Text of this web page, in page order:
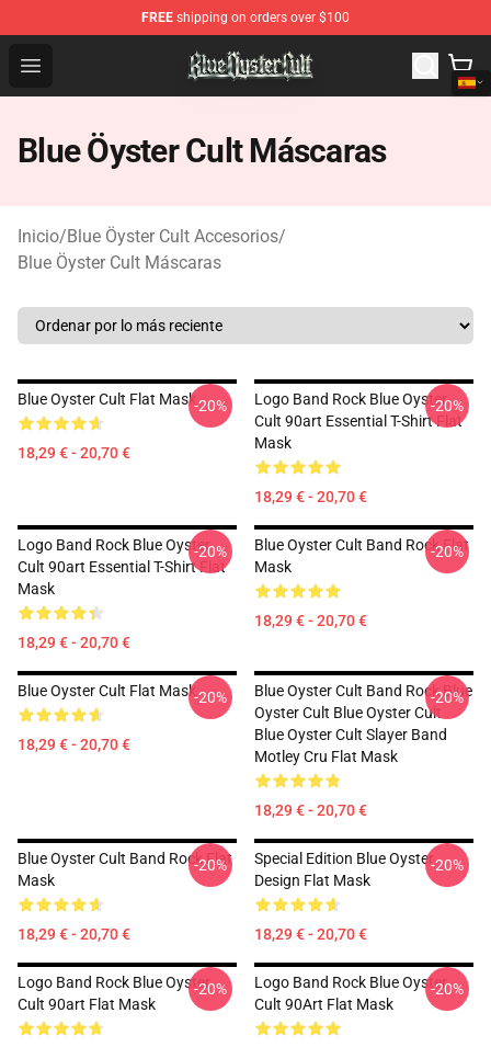
FREE shipping on orders over $100
Open menu
Blue Öyster Cult Store - Official Blue Öyster Cult
Blue Öyster Cult Máscaras
Inicio/Blue Öyster Cult Accesorios/
Blue Öyster Cult Máscaras
Blue Oyster Cult Flat Mask
18,29 € - 20,70 €
-20%
Logo Band Rock Blue Oyster
Cult 90art Essential T-Shirt Flat
Mask
18,29 € - 20,70 €
-20%
Logo Band Rock Blue Oyster
Cult 90art Essential T-Shirt Flat
Mask
18,29 € - 20,70 €
-20%
Blue Oyster Cult Band Rock Flat
Mask
18,29 € - 20,70 €
-20%
Blue Oyster Cult Flat Mask
18,29 € - 20,70 €
-20%
Blue Oyster Cult Band Rock Blue
Oyster Cult Blue Oyster Cult
Blue Oyster Cult Slayer Band
Motley Cru Flat Mask
18,29 € - 20,70 €
-20%
Blue Oyster Cult Band Rock Flat
Mask
18,29 € - 20,70 €
-20%
Special Edition Blue Oyster
Design Flat Mask
18,29 € - 20,70 €
-20%
Logo Band Rock Blue Oyster
Cult 90art Flat Mask
-20%
Logo Band Rock Blue Oyster
Cult 90Art Flat Mask
-20%